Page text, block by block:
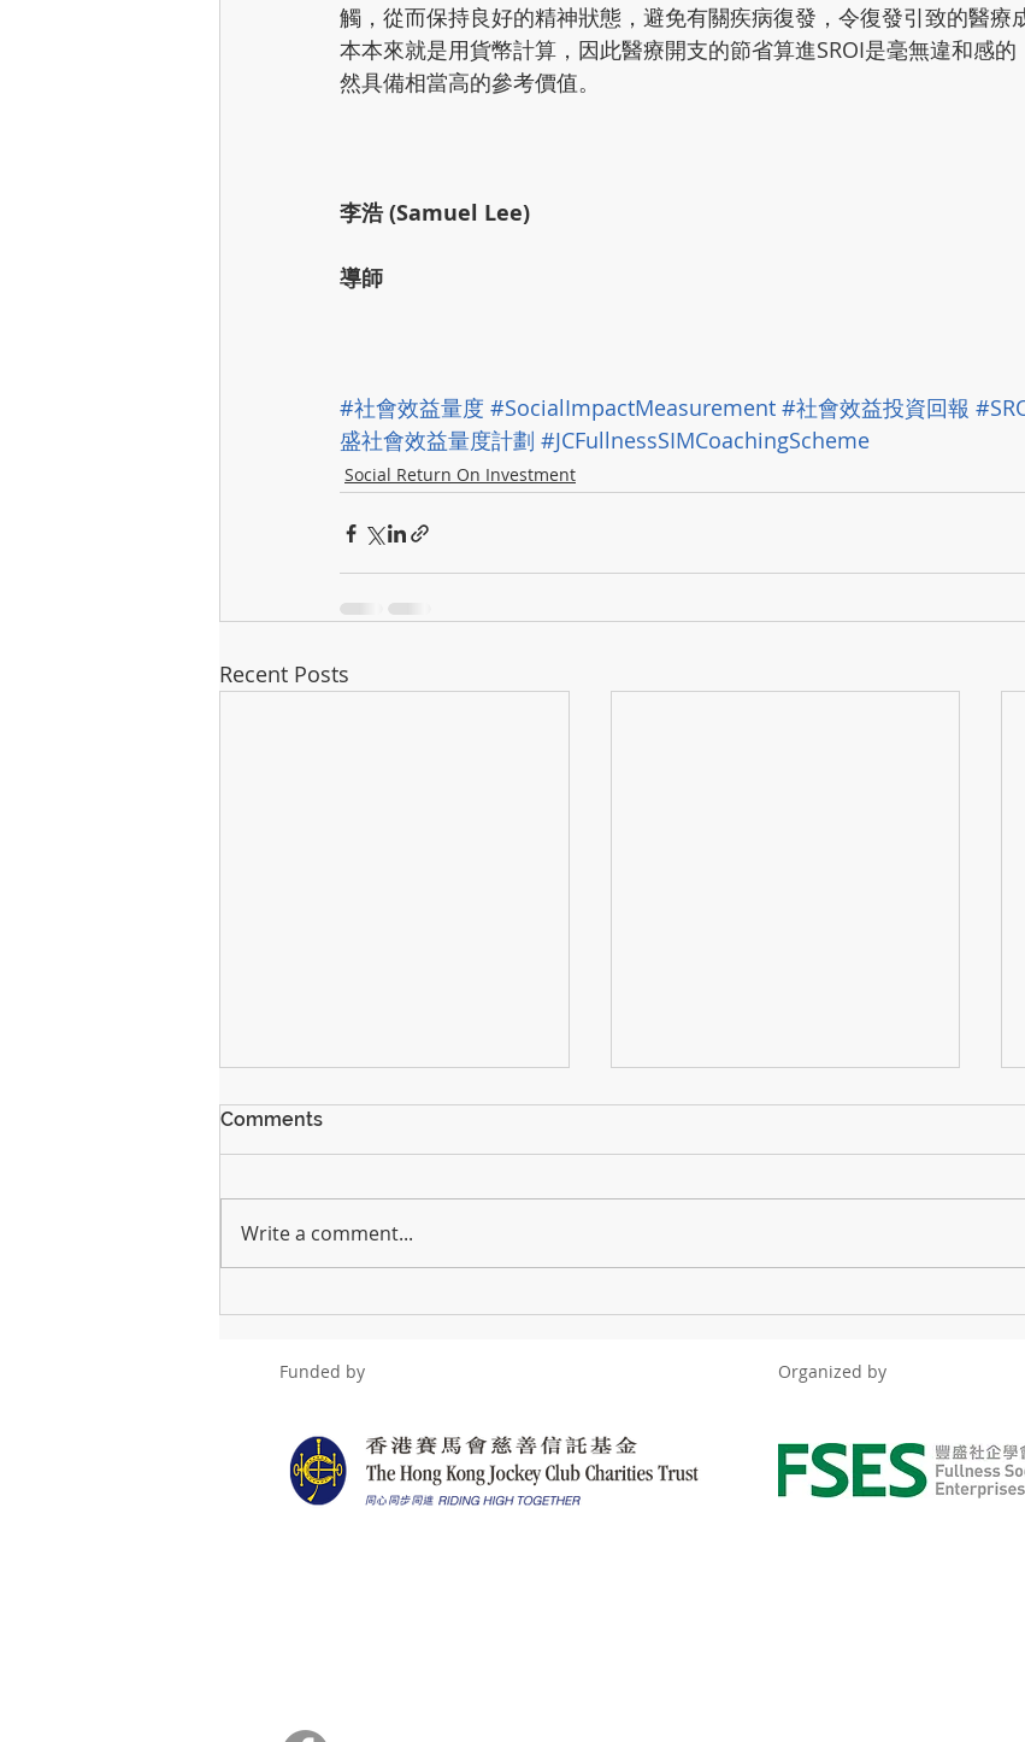
觸，從而保持良好的精神狀態，避免有關疾病復發，令復發引致的醫療
本本來就是用貨幣計算，因此醫療開支的節省算進SROI是毫無違和感的
然具備相當高的參考價值。
李浩 (Samuel Lee)
導師
#社會效益量度 #SocialImpactMeasurement #社會效益投資回報
盛社會效益量度計劃 #JCFullnessSIMCoachingScheme
Social Return On Investment
Recent Posts
Comments
Write a comment...
Funded by Organized by